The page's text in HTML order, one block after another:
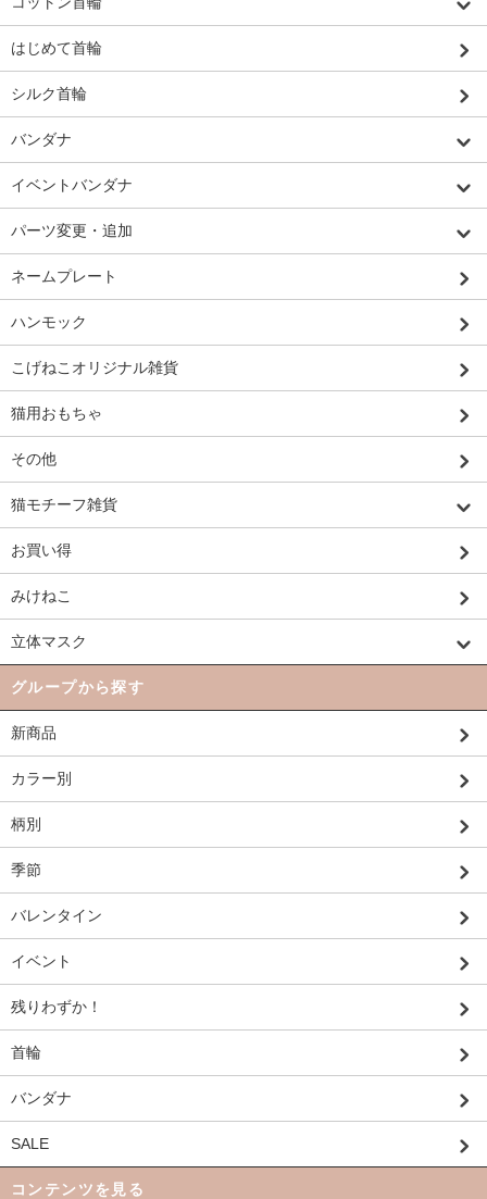
はじめて首輪
シルク首輪
バンダナ
イベントバンダナ
パーツ変更・追加
ネームプレート
ハンモック
こげねこオリジナル雑貨
猫用おもちゃ
その他
猫モチーフ雑貨
お買い得
みけねこ
立体マスク
グループから探す
新商品
カラー別
柄別
季節
バレンタイン
イベント
残りわずか！
首輪
バンダナ
SALE
コンテンツを見る